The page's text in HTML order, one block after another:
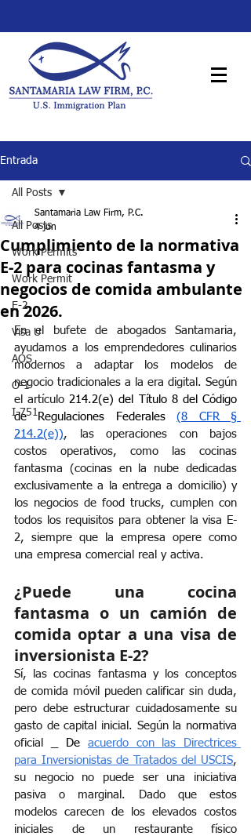
Entrada
All Posts
Work Permits
Work Permit
E-2
Visa U
AOS
O-1
I-751
All Posts
Cumplimiento de la normativa
E-2 para cocinas fantasma y
negocios de comida ambulante
en 2026.
Santamaria Law Firm, P.C.
4 jun
En el bufete de abogados Santamaria,
ayudamos a los emprendedores culinarios
modernos a adaptar los modelos de
negocio tradicionales a la era digital. Según
el artículo 214.2(e) del Título 8 del Código
de Regulaciones Federales (8 CFR §
214.2(e)), las operaciones con bajos
costos operativos, como las cocinas
fantasma (cocinas en la nube dedicadas
exclusivamente a la entrega a domicilio) y
los negocios de food trucks, cumplen con
todos los requisitos para obtener la visa E-
2, siempre que la empresa opere como
una empresa comercial real y activa.
¿Puede una cocina
fantasma o un camión de
comida optar a una visa de
inversionista E-2?
Sí, las cocinas fantasma y los conceptos
de comida móvil pueden calificar sin duda,
pero debe estructurar cuidadosamente su
gasto de capital inicial. Según la normativa
oficial
De acuerdo con las Directrices
para Inversionistas de Tratados del USCIS,
su negocio no puede ser una iniciativa
pasiva o marginal. Dado que estos
modelos carecen de los elevados costos
iniciales de un restaurante físico